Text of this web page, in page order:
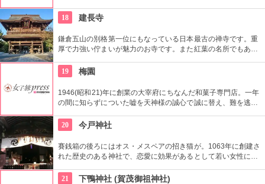
自の工夫があります。
18 建長寺
鎌倉五山の別格第一位にもなっている日本最古の禅寺です。重
厚で力強い佇まいが魅力のお寺です。また紅葉の名所でもあ
めの1つ。静かなお堂で自分の呼吸の音だけに耳を傾け、無心
の境地を目指します。
19 梅園
1946(昭和21)年に創業の大宰府にちなんだ和菓子専門店。一年
の間に知らずについた嘘を天神様の誠心で誠に替え、難を逃れ
1個ずつ入っています。また、天皇・皇后両陛下に献上の由緒
ある銘菓「梅守」はこしあんを佐賀米のふ焼ではさみ、表面に
和三盆のみつをぬり、グラニュー糖をつけて仕上げたふわっと
軽い口当たりと食べやすいミニサイズも名物です。
20 今戸神社
賽銭箱の後ろにはオス・メスペアの招き猫が。1063年に創建さ
れた歴史のある神社で、恋愛に効果があるとして若い女性に人
購入してみては？
21 下鴨神社 (賀茂御祖神社)